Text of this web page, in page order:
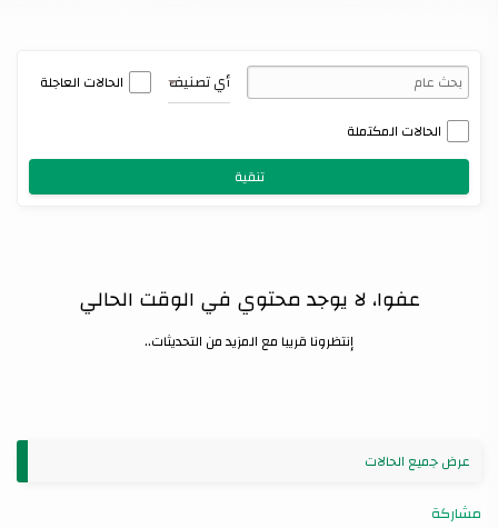
أي تصنيف
الحالات العاجلة
الحالات المكتملة
تنقية
عفوا، لا يوجد محتوي في الوقت الحالي
إنتظرونا قريبا مع المزيد من التحديثات..
عرض جميع الحالات
مشاركة